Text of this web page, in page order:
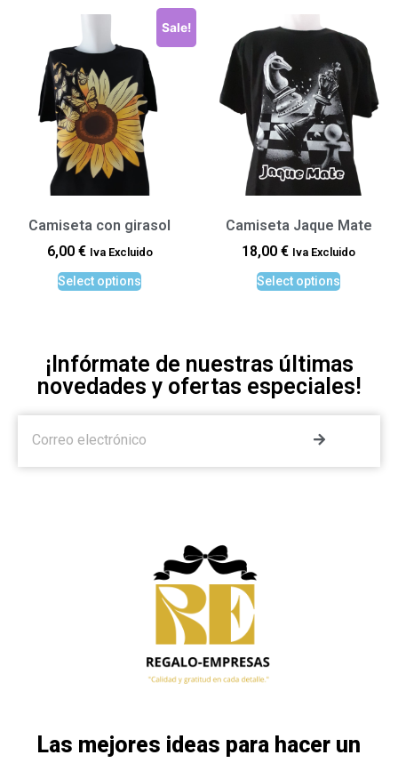
Sale!
Camiseta con girasol
6,00 € Iva Excluido
Select options
Camiseta Jaque Mate
18,00 € Iva Excluido
Select options
¡Infórmate de nuestras últimas
novedades y ofertas especiales!
Las mejores ideas para hacer un